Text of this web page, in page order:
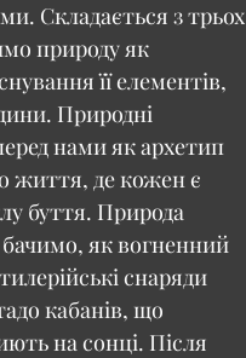
Складається з трьох
природу як
її елементів,
Природні
нами як архетип
життя, де кожен є
буття. Природа
бачимо, як вогненний
снаряди
кабанів, що
на сонці. Після